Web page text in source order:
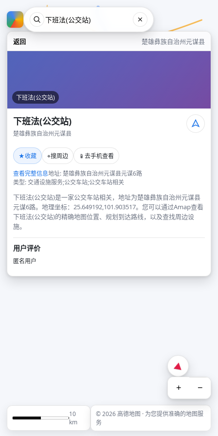
返回 楚雄彝族自治州元谋县
下班法(公交站)
下班法(公交站)
楚雄彝族自治州元谋县
★收藏 ⌖搜周边 📱 去手机查看
查看完整信息地址: 楚雄彝族自治州元谋县元谋6路
类型: 交通设施服务;公交车站;公交车站相关
下班法(公交站)是一家公交车站相关，地址为楚雄彝族自治州元谋县
元谋6路。地理坐标：25.649192,101.903517。您可以通过Amap查看
下班法(公交站)的精确地图位置、规划到达路线，以及查找周边设
施。
用户评价
匿名用户
+ −
10
km
© 2026 高德地图 · 为您提供准确的地图服
务